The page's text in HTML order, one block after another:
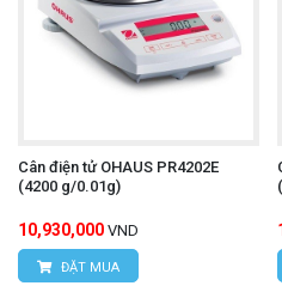
Cân điện tử OHAUS PR4202E
(4200 g/0.01g)
10,930,000 VND
ĐẶT MUA